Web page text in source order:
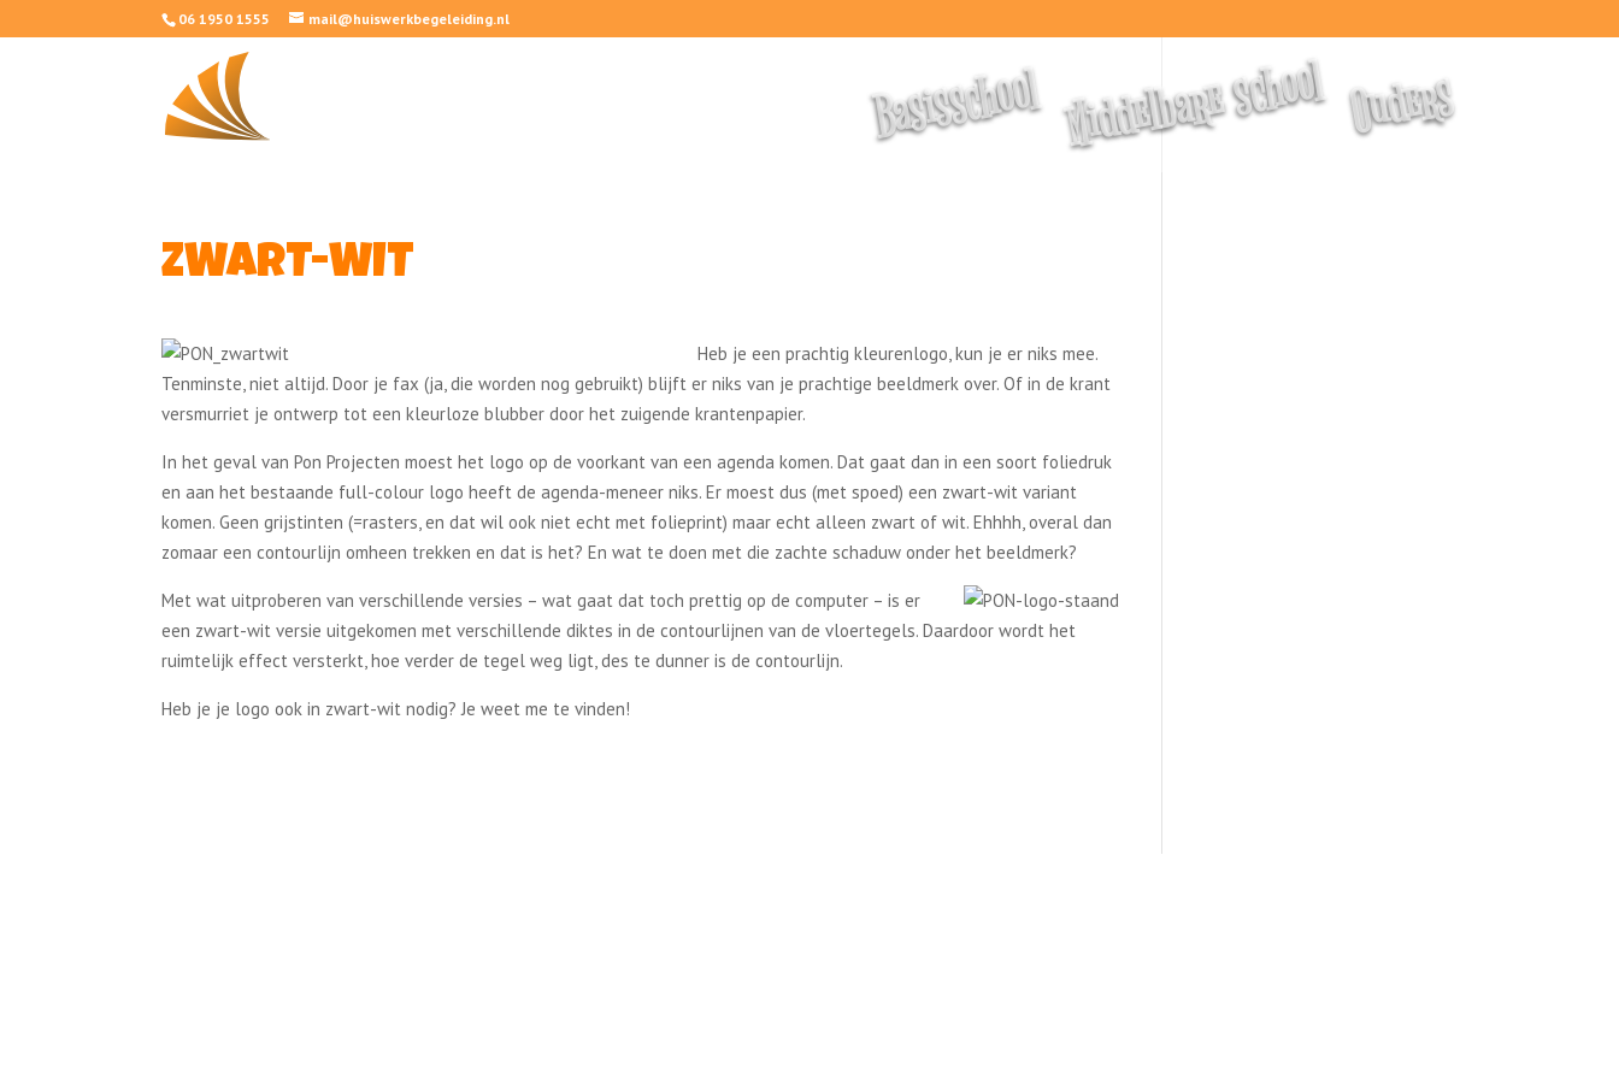
06 1950 1555 mail@huiswerkbegeleiding.nl
Basisschool Middelbare school Ouders
ZWART-WIT
Heb je een prachtig kleurenlogo, kun je er niks mee.
Tenminste, niet altijd. Door je fax (ja, die worden nog gebruikt) blijft er niks van je prachtige beeldmerk over. Of in de krant
versmurriet je ontwerp tot een kleurloze blubber door het zuigende krantenpapier.
In het geval van Pon Projecten moest het logo op de voorkant van een agenda komen. Dat gaat dan in een soort foliedruk
en aan het bestaande full-colour logo heeft de agenda-meneer niks. Er moest dus (met spoed) een zwart-wit variant
komen. Geen grijstinten (=rasters, en dat wil ook niet echt met folieprint) maar echt alleen zwart of wit. Ehhhh, overal dan
zomaar een contourlijn omheen trekken en dat is het? En wat te doen met die zachte schaduw onder het beeldmerk?
Met wat uitproberen van verschillende versies – wat gaat dat toch prettig op de computer – is er
een zwart-wit versie uitgekomen met verschillende diktes in de contourlijnen van de vloertegels. Daardoor wordt het
ruimtelijk effect versterkt, hoe verder de tegel weg ligt, des te dunner is de contourlijn.
Heb je je logo ook in zwart-wit nodig? Je weet me te vinden!